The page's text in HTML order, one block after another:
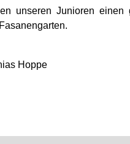
unseren Junioren
Hoppe